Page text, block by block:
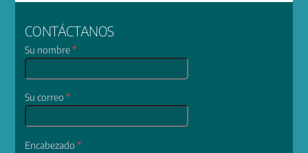
CONTÁCTANOS
Su nombre*
Su correo*
Encabezado*